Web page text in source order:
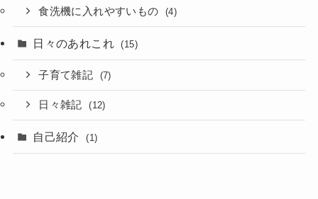
食洗機に入れやすいもの (4)
日々のあれこれ (15)
子育て雑記 (7)
日々雑記 (12)
自己紹介 (1)